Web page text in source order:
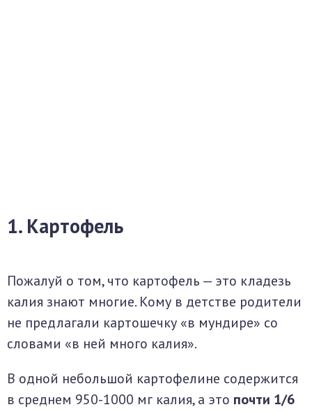
1. Картофель
Пожалуй о том, что картофель — это кладезь
калия знают многие. Кому в детстве родители
не предлагали картошечку «в мундире» со
словами «в ней много калия».
В одной небольшой картофелине содержится
в среднем 950-1000 мг калия, а это почти 1/6